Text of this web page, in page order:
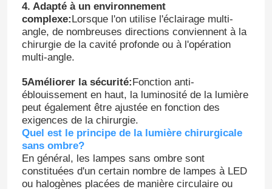
4. Adapté à un environnement
complexe:Lorsque l'on utilise l'éclairage multi-
angle, de nombreuses directions conviennent à la
chirurgie de la cavité profonde ou à l'opération
multi-angle.
5Améliorer la sécurité:Fonction anti-
éblouissement en haut, la luminosité de la lumière
peut également être ajustée en fonction des
exigences de la chirurgie.
Quel est le principe de la lumière chirurgicale
sans ombre?
En général, les lampes sans ombre sont
constituées d'un certain nombre de lampes à LED
ou halogènes placées de manière circulaire ou